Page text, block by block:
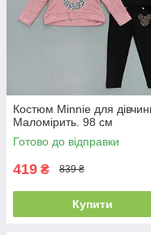
Костюм Minnie для
Маломірить. 98 см
Готово до відправки
419 ₴ 839 ₴
Купити